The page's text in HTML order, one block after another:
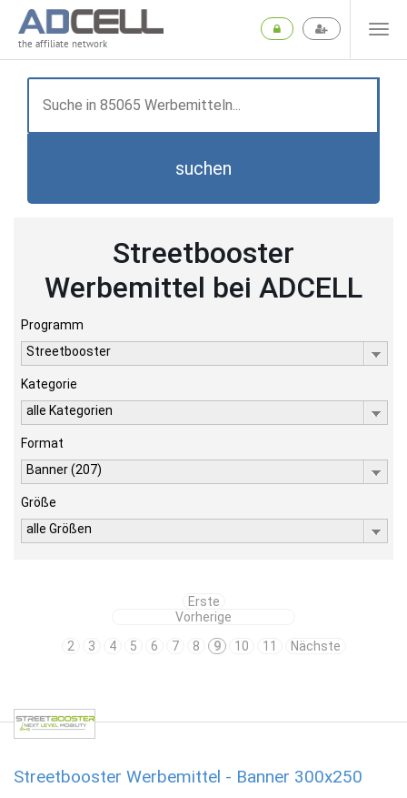
the affiliate network
suchen
Streetbooster
Werbemittel bei ADCELL
Programm
Streetbooster
Kategorie
alle Kategorien
Format
Banner (207)
Größe
alle Größen
Erste
Vorherige
2
3 4 5 6 7 8 9 10 11 Nächste
Streetbooster Werbemittel - Banner 300x250